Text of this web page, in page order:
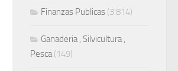
Finanzas Publicas (3.814)
Ganaderia , Silvicultura ,
Pesca(149)